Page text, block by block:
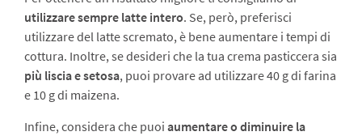
utilizzare sempre latte intero. Se, però, preferisci
utilizzare del latte scremato, è bene aumentare i tempi di
cottura. Inoltre, se desideri che la tua crema pasticcera sia
più liscia e setosa, puoi provare ad utilizzare 40 g di farina
e 10 g di maizena.
Infine, considera che puoi aumentare o diminuire la